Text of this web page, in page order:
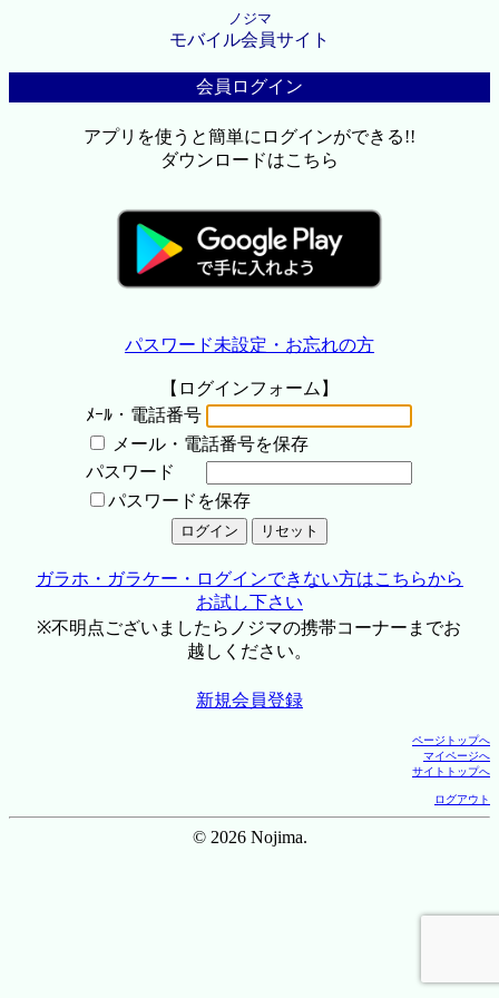
ノジマ
モバイル会員サイト
会員ログイン
アプリを使うと簡単にログインができる!!
ダウンロードはこちら
パスワード未設定・お忘れの方
【ログインフォーム】
ﾒｰﾙ・電話番号
メール・電話番号を保存
パスワード
パスワードを保存
ガラホ・ガラケー・ログインできない方はこちらから
お試し下さい
※不明点ございましたらノジマの携帯コーナーまでお
越しください。
新規会員登録
ページトップへ
マイページへ
サイトトップへ
ログアウト
© 2026 Nojima.